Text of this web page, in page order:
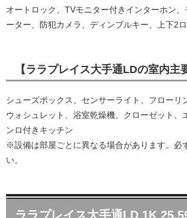
オートロック、TVモニター付きインターホン
ーター、防犯カメラ、ディンブルキー、上下2
【ララプレイス大手通LDの室内主
シューズボックス、センサーライト、フローリ
ウォシュレット、浴室乾燥機、クローゼット、
ンロ付きキッチン
※設備は部屋ごとに異なる場合があります。必
い。
ララプレイス大手通LD 1K